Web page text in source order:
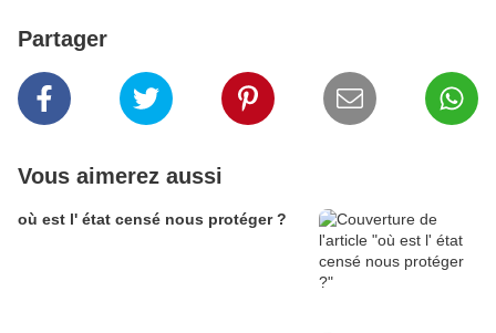
Partager
Vous aimerez aussi
où est l' état censé nous protéger ?